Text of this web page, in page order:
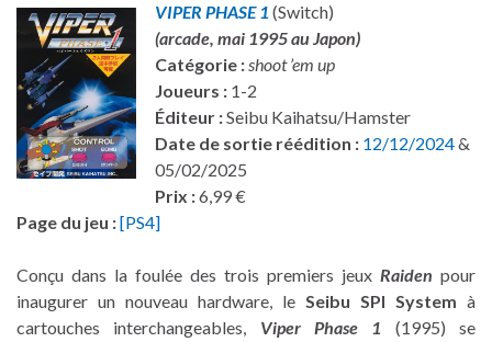
VIPER PHASE 1 (Switch)
(arcade, mai 1995 au Japon)
Catégorie :shoot ’em up
Joueurs : 1-2
Éditeur :Seibu Kaihatsu/Hamster
Date de sortie réédition : 12/12/2024&
05/02/2025
Prix :6,99 €
Page du jeu :[PS4]
Conçu dans la foulée des trois premiers jeux Raiden pour
inaugurer un nouveau hardware, le Seibu SPI System à
cartouches interchangeables, Viper Phase 1 (1995) se